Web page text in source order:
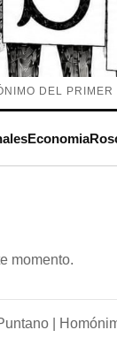
DEL
Economia
momento.
|